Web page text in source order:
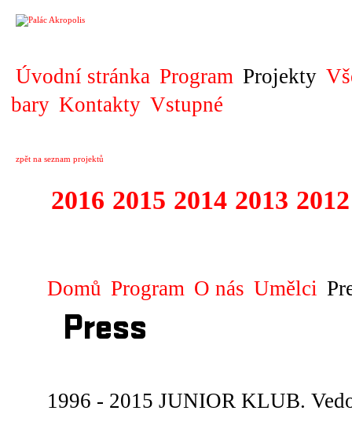
Úvodní stránka Program Projekty
bary Kontakty Vstupné
zpět na seznam projektů
2016 2015 2014 2013 2012
Domů Program O nás Umělci
Press
1996 - 2015 JUNIOR KLUB.